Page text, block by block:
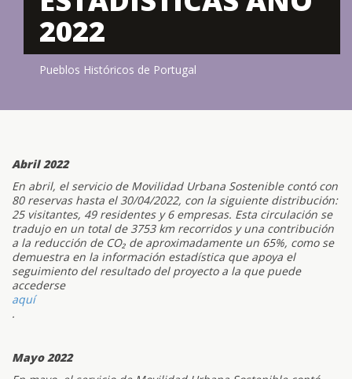
2022
Pueblos Históricos de Portugal
Abril 2022
En abril, el servicio de Movilidad Urbana Sostenible contó con
80 reservas hasta el 30/04/2022, con la siguiente distribución:
25 visitantes, 49 residentes y 6 empresas. Esta circulación se
tradujo en un total de 3753 km recorridos y una contribución
a la reducción de CO₂ de aproximadamente un 65%, como se
demuestra en la información estadística que apoya el
seguimiento del resultado del proyecto a la que puede
accederse
aquí
.
Mayo 2022